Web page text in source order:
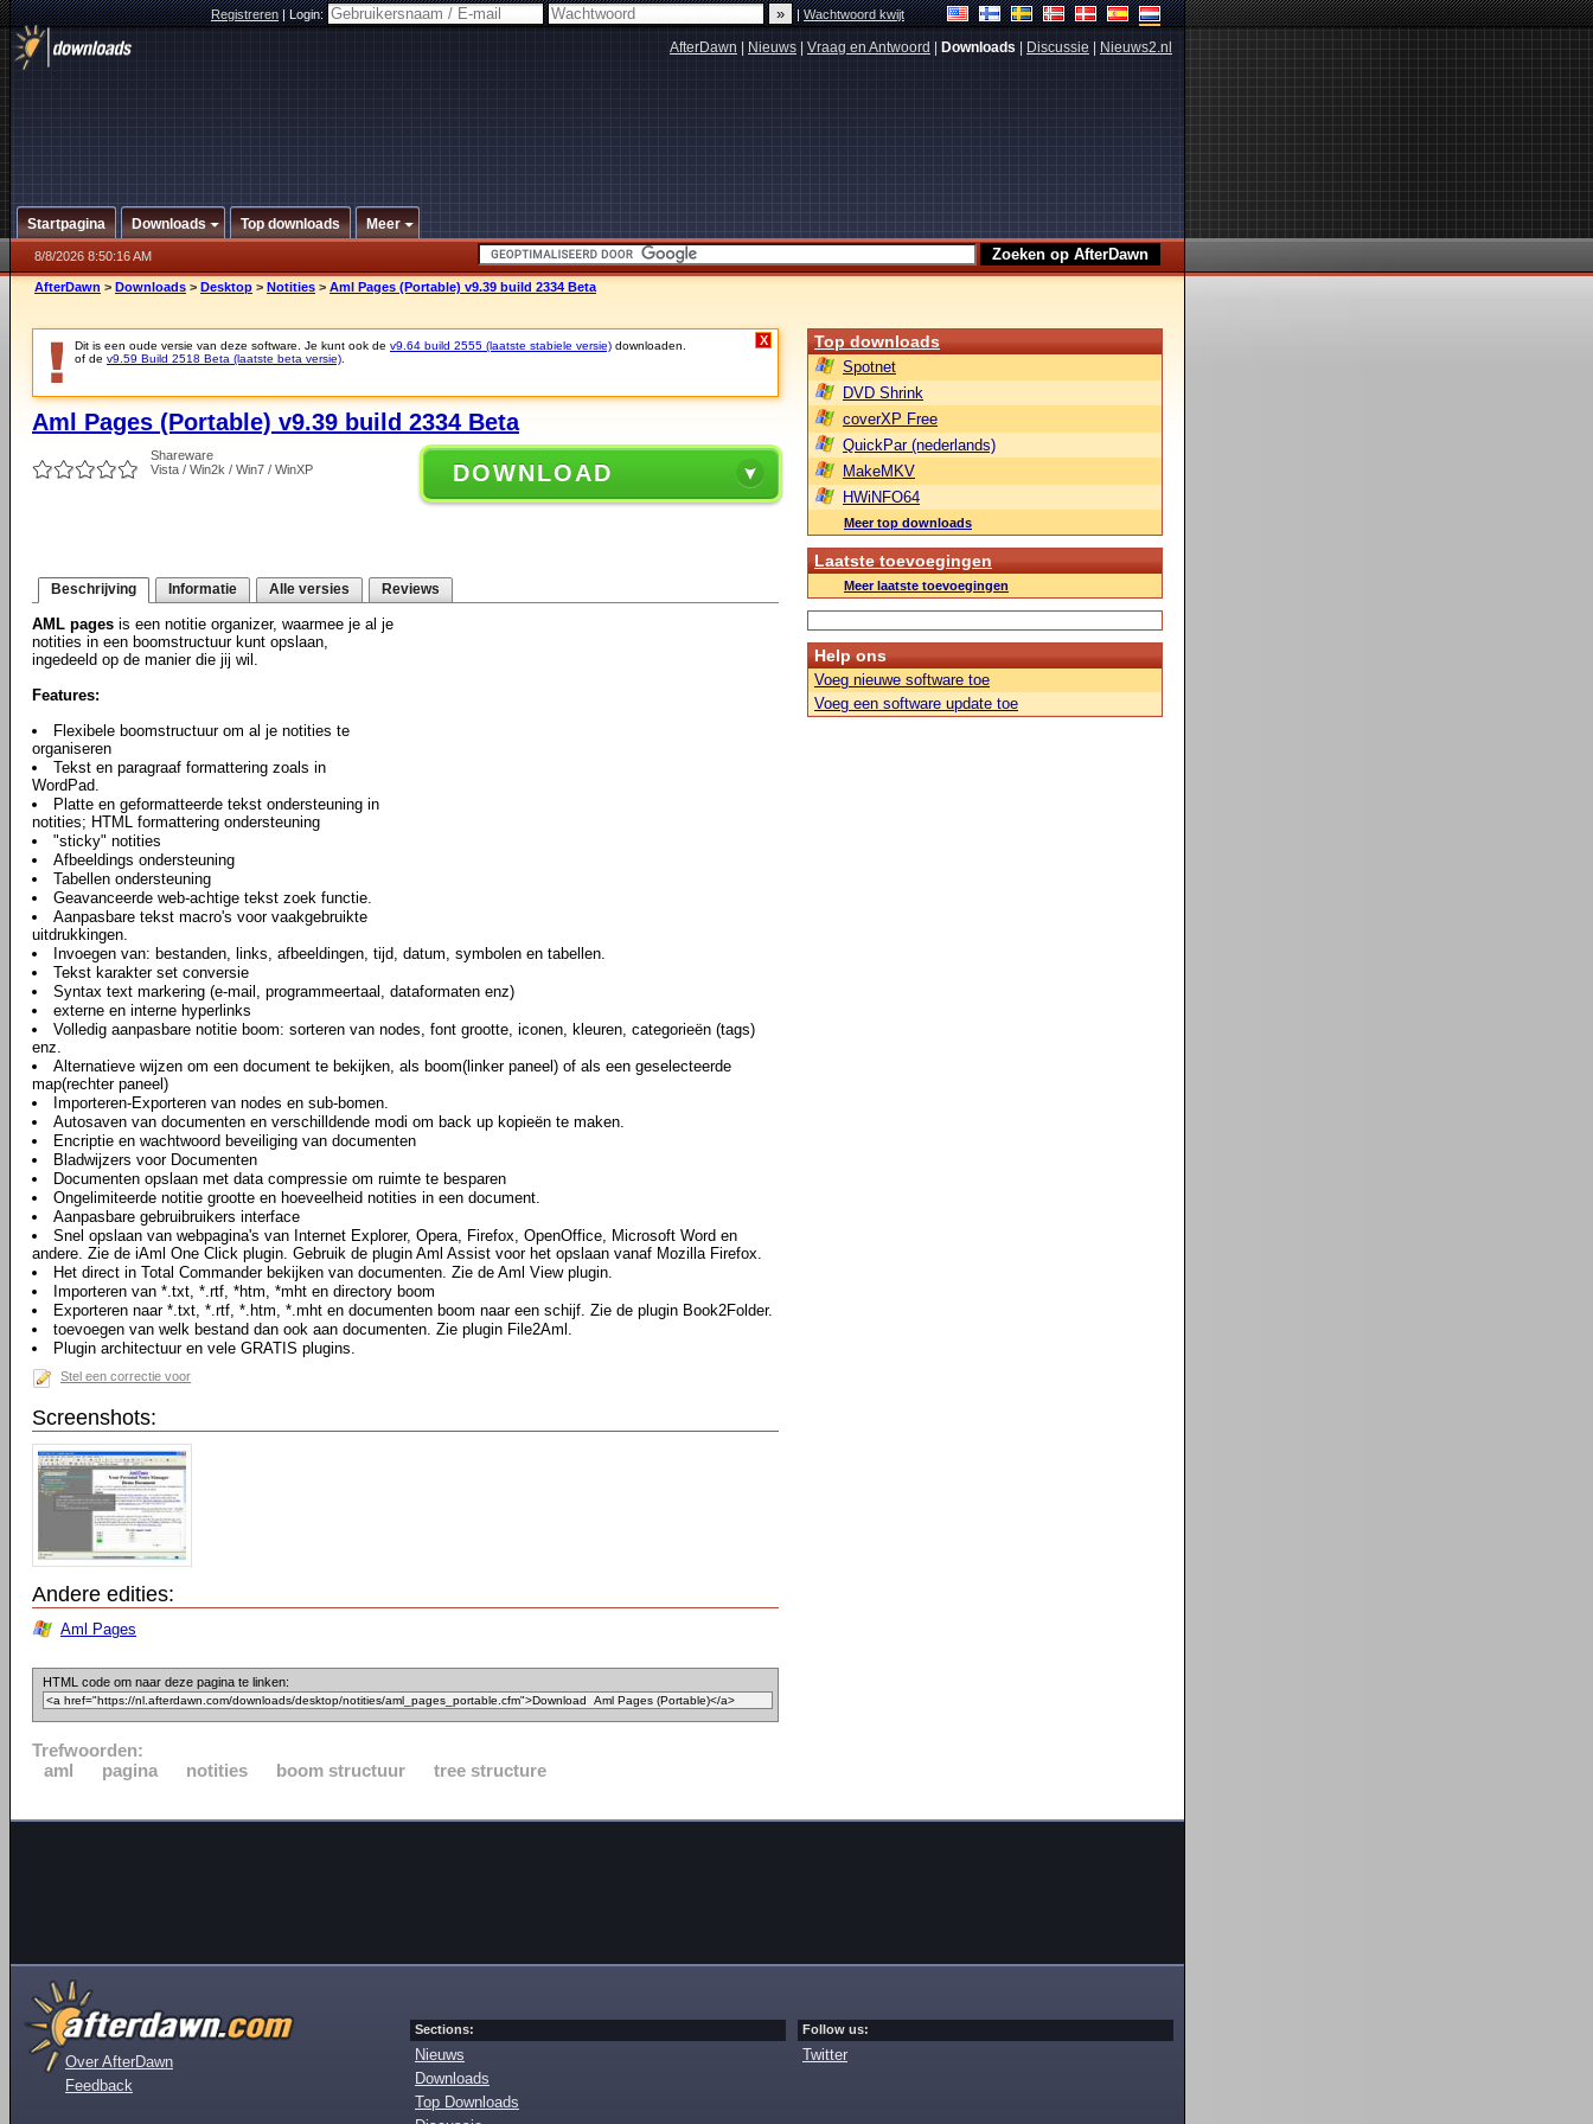
Registreren|Login: |Wachtwoord kwijt
AfterDawn Nieuws Vraag en Antwoord Downloads Discussie Nieuws2.nl
Startpagina Downloads Top downloads Meer
8/8/2026 8:50:16 AM
AfterDawn > Downloads > Desktop > Notities > Aml Pages (Portable) v9.39 build 2334 Beta
Dit is een oude versie van deze software. Je kunt ook de v9.64 build 2555 (laatste stabiele versie) downloaden.
of de v9.59 Build 2518 Beta (laatste beta versie)
X
Aml Pages (Portable) v9.39 build 2334 Beta
Shareware
Vista / Win2k / Win7 / WinXP
DOWNLOAD
Beschrijving Informatie Alle versies Reviews
AML pages is een notitie organizer, waarmee je al je
notities in een boomstructuur kunt opslaan,
ingedeeld op de manier die jij wil.
Features:
Flexibele boomstructuur om al je notities te
organiseren
Tekst en paragraaf formattering zoals in
WordPad.
Platte en geformatteerde tekst ondersteuning in
notities; HTML formattering ondersteuning
"sticky" notities
Afbeeldings ondersteuning
Tabellen ondersteuning
Geavanceerde web-achtige tekst zoek functie.
Aanpasbare tekst macro's voor vaakgebruikte
uitdrukkingen.
Invoegen van: bestanden, links, afbeeldingen, tijd, datum, symbolen en tabellen.
Tekst karakter set conversie
Syntax text markering (e-mail, programmeertaal, dataformaten enz)
externe en interne hyperlinks
Volledig aanpasbare notitie boom: sorteren van nodes, font grootte, iconen, kleuren, categorieën (tags)
enz.
Alternatieve wijzen om een document te bekijken, als boom(linker paneel) of als een geselecteerde
map(rechter paneel)
Importeren-Exporteren van nodes en sub-bomen.
Autosaven van documenten en verschilldende modi om back up kopieën te maken.
Encriptie en wachtwoord beveiliging van documenten
Bladwijzers voor Documenten
Documenten opslaan met data compressie om ruimte te besparen
Ongelimiteerde notitie grootte en hoeveelheid notities in een document.
Aanpasbare gebruibruikers interface
Snel opslaan van webpagina's van Internet Explorer, Opera, Firefox, OpenOffice, Microsoft Word en
andere. Zie de iAml One Click plugin. Gebruik de plugin Aml Assist voor het opslaan vanaf Mozilla Firefox.
Het direct in Total Commander bekijken van documenten. Zie de Aml View plugin.
Importeren van *.txt, *.rtf, *htm, *mht en directory boom
Exporteren naar *.txt, *.rtf, *.htm, *.mht en documenten boom naar een schijf. Zie de plugin Book2Folder.
toevoegen van welk bestand dan ook aan documenten. Zie plugin File2Aml.
Plugin architectuur en vele GRATIS plugins.
Stel een correctie voor
Screenshots:
Andere edities:
Aml Pages
HTML code om naar deze pagina te linken:
Trefwoorden:
aml
pagina notities boom structuur tree structure
Top downloads
Spotnet
DVD Shrink
coverXP Free
QuickPar (nederlands)
MakeMKV
HWiNFO64
Meer top downloads
Laatste toevoegingen
Meer laatste toevoegingen
Help ons
Voeg nieuwe software toe
Voeg een software update toe
Over AfterDawn
Feedback
Sections:
Nieuws
Downloads
Top Downloads
Follow us:
Twitter